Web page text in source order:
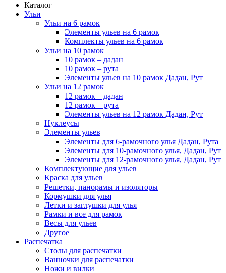
Каталог
Ульи
Ульи на 6 рамок
Элементы ульев на 6 рамок
Комплекты ульев на 6 рамок
Ульи на 10 рамок
10 рамок – дадан
10 рамок – рута
Элементы ульев на 10 рамок Дадан, Рут
Ульи на 12 рамок
12 рамок – дадан
12 рамок – рута
Элементы ульев на 12 рамок Дадан, Рут
Нуклеусы
Элементы ульев
Элементы для 6-рамочного улья Дадан, Рута
Элементы для 10-рамочного улья, Дадан, Рут
Элементы для 12-рамочного улья, Дадан, Рут
Комплектующие для ульев
Краска для ульев
Решетки, панорамы и изоляторы
Кормушки для улья
Летки и заглушки для улья
Рамки и все для рамок
Весы для ульев
Другое
Распечатка
Столы для распечатки
Ванночки для распечатки
Ножи и вилки